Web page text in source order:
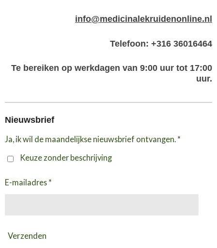
info@medicinalekruidenonline.nl
Telefoon: +316 36016464
Te bereiken op werkdagen van 9:00 uur tot 17:00
uur.
Nieuwsbrief
Ja, ik wil de maandelijkse nieuwsbrief ontvangen. *
Keuze zonder beschrijving
E-mailadres *
Verzenden